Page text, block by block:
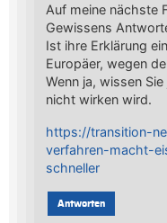
Auf meine nächste
Gewissens
Ist ihre Erklärung
Europäer, wegen
Wenn ja, wissen
nicht wirken wird.
https://transition-
verfahren-macht-
schneller
Antworten